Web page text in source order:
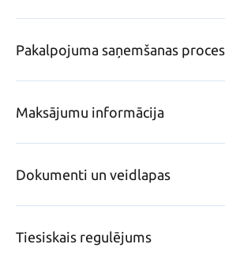
Pakalpojuma saņemšanas
Maksājumu informācija
Dokumenti un veidlapas
Tiesiskais regulējums